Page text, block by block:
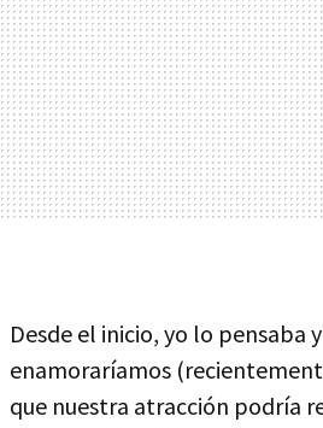
Desde el inicio, yo lo pensaba
enamoraríamos
que nuestra atracción podría